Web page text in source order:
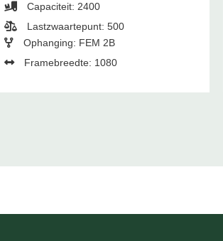
Capaciteit: 2400
Lastzwaartepunt: 500
Ophanging: FEM 2B
Framebreedte: 1080